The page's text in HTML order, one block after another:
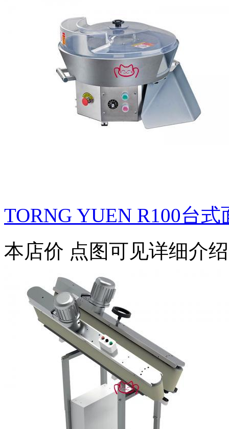
TORNG YUEN R100台
本店价 点图可见详细介绍